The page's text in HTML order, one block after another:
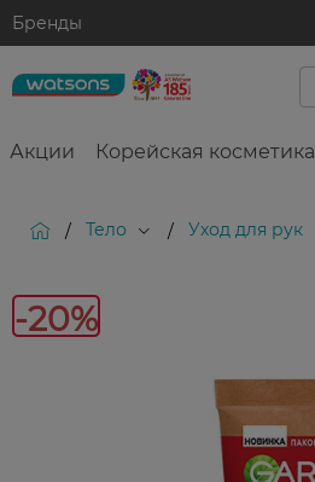
Бренды
Акции Корейская косметика
/ Тело / Уход для рук
-20%